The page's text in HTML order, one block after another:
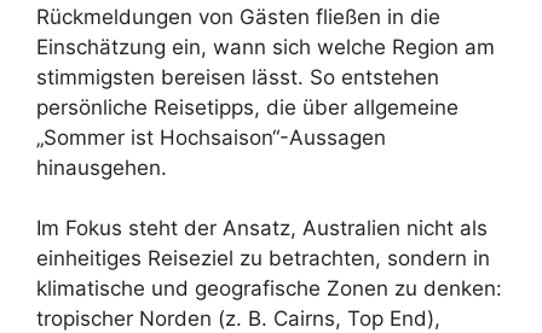
Rückmeldungen von Gästen fließen in die
Einschätzung ein, wann sich welche Region am
stimmigsten bereisen lässt. So entstehen
persönliche Reisetipps, die über allgemeine
„Sommer ist Hochsaison“-Aussagen
hinausgehen.
Im Fokus steht der Ansatz, Australien nicht als
einheitiges Reiseziel zu betrachten, sondern in
klimatische und geografische Zonen zu denken:
tropischer Norden (z. B. Cairns, Top End),